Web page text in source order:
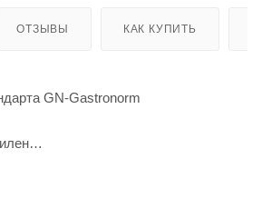
ОТЗЫВЫ КАК КУПИТЬ
GN-Gastronorm